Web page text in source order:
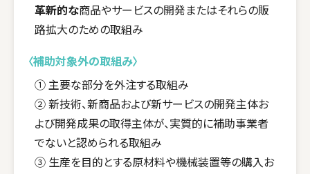
革新的な商品やサービスの開発またはそれらの販
路拡大のための取組み
〈補助対象外の取組み〉
① 主要な部分を外注する取組み
② 新技術、新商品および新サービスの開発主体お
よび開発成果の取得主体が、実質的に補助事業者
でないと認められる取組み
③ 生産を目的とする原材料や機械装置等の購入お